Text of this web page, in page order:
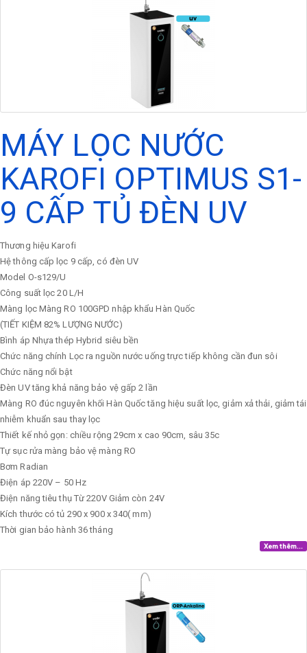
MÁY LỌC NƯỚC
KAROFI OPTIMUS S1-
9 CẤP TỦ ĐÈN UV
Thương hiệu Karofi
Hệ thông cấp lọc 9 cấp, có đèn UV
Model O-s129/U
Công suất lọc 20 L/H
Màng lọc Màng RO 100GPD nhập khẩu Hàn Quốc
(TIẾT KIỆM 82% LƯỢNG NƯỚC)
Bình áp Nhựa thép Hybrid siêu bền
Chức năng chính Lọc ra nguồn nước uống trực tiếp không cần đun sôi
Chức năng nổi bật
Đèn UV tăng khả năng bảo vệ gấp 2 lần
Màng RO đúc nguyên khối Hàn Quốc tăng hiệu suất lọc, giảm xả thải, giảm tái
nhiễm khuẩn sau thay lọc
Thiết kế nhỏ gọn: chiều rộng 29cm x cao 90cm, sâu 35c
Tự sục rửa màng bảo vệ màng RO
Bơm Radian
Điện áp 220V – 50 Hz
Điện năng tiêu thụ Từ 220V Giảm còn 24V
Kích thước có tủ 290 x 900 x 340( mm)
Thời gian bảo hành 36 tháng
Xem thêm...